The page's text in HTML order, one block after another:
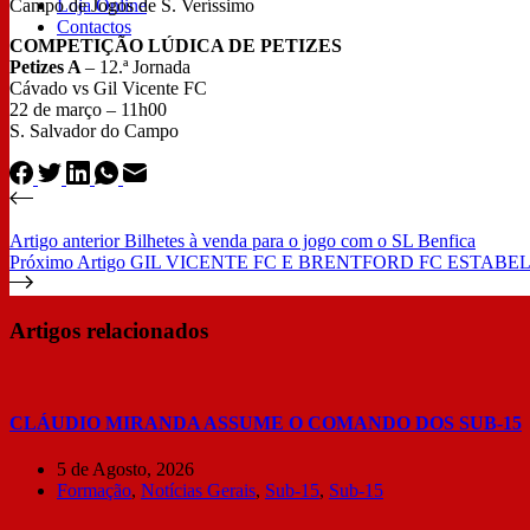
Loja Online
Contactos
Campo de Jogos de S. Veríssimo
COMPETIÇÃO LÚDICA DE PETIZES
Petizes A – 12.ª Jornada
Cávado vs Gil Vicente FC
22 de março – 11h00
S. Salvador do Campo
Artigo anteriorBilhetes à venda para o jogo com o SL Benfica
Próximo Artigo GIL VICENTE FC E BRENTFORD FC
Artigos relacionados
CLÁUDIO MIRANDA ASSUME O COMANDO DOS SUB-15
5 de Agosto, 2026
Formação, Notícias Gerais, Sub-15, Sub-15